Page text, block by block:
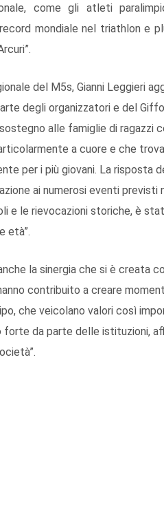
come gli atleti
mondiale nel triathlon e
del M5s, Gianni Leggieri
degli organizzatori e del
alle famiglie di ragazzi
a cuore e che
per i più giovani. La risposta
ai numerosi eventi previsti
e le rievocazioni storiche, è
età”.
la sinergia che si è creata
contribuito a creare
che veicolano valori così
da parte delle istituzioni,